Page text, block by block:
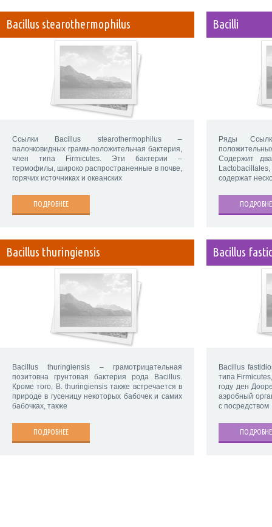
Bacillus stearothermophilus
Ссылки Bacillus stearothermophilus –
палочковидных грамм-положительная бактерия,
член типа Firmicutes. Эти бактерии –
термофилы, широко распространенные в почве,
горячих источниках и океанских
ПОДРОБНЕЕ
Bacilli
Ряды
Содержит
содержат
Bacillus thuringiensis
Bacillus thuringiensis – грамотрицательная
позитовна грунтовая бактерия рода Bacillus.
Кроме того, B. thuringiensis также встречается в
природе в гусеницу некоторых бабочек и самих
бабочках, также
ПОДРОБНЕЕ
Bacillus
Bacillus
типа
году ден
аэробный
с посредством